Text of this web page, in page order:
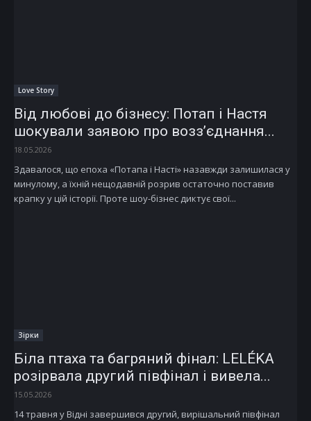
Love Story
Від любові до бізнесу: Потап і Настя
шокували заявою про возз’єднання...
18.05.2026
Здавалося, що епоха «Потапа і Насті» назавжди залишилася у
минулому, а їхній нещодавній розрив остаточно поставив
крапку у цій історії. Проте шоу-бізнес диктує свої...
Зірки
Біла птаха та багряний фінал: LELÉKA
розірвала другий півфінал і вивела...
15.05.2026
14 травня у Відні завершився другий, вирішальний півфінал